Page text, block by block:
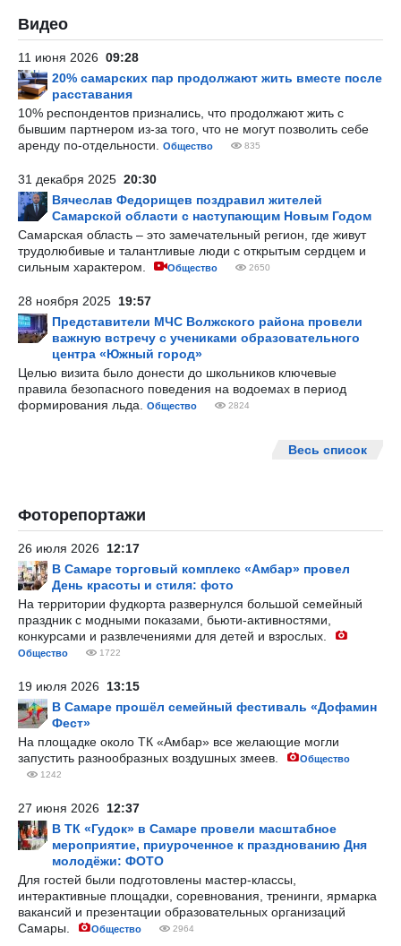
Видео
11 июня 2026 09:28
20% самарских пар продолжают жить вместе после
расставания
10% респондентов признались, что продолжают жить с
бывшим партнером из-за того, что не могут позволить себе
аренду по-отдельности.
Общество 835
31 декабря 2025 20:30
Вячеслав Федорищев поздравил жителей
Самарской области с наступающим Новым Годом
Самарская область – это замечательный регион, где живут
трудолюбивые и талантливые люди с открытым сердцем и
сильным характером.
Общество 2650
28 ноября 2025 19:57
Представители МЧС Волжского района провели
важную встречу с учениками образовательного
центра «Южный город»
Целью визита было донести до школьников ключевые
правила безопасного поведения на водоемах в период
формирования льда.
Общество 2824
Весь список
Фоторепортажи
26 июля 2026 12:17
В Самаре торговый комплекс «Амбар» провел
День красоты и стиля: фото
На территории фудкорта развернулся большой семейный
праздник с модными показами, бьюти-активностями,
конкурсами и развлечениями для детей и взрослых.
Общество 1722
19 июля 2026 13:15
В Самаре прошёл семейный фестиваль «Дофамин
Фест»
На площадке около ТК «Амбар» все желающие могли
запустить разнообразных воздушных змеев.
Общество
1242
27 июня 2026 12:37
В ТК «Гудок» в Самаре провели масштабное
мероприятие, приуроченное к празднованию Дня
молодёжи: ФОТО
Для гостей были подготовлены мастер-классы,
интерактивные площадки, соревнования, тренинги, ярмарка
вакансий и презентации образовательных организаций
Самары.
Общество 2964